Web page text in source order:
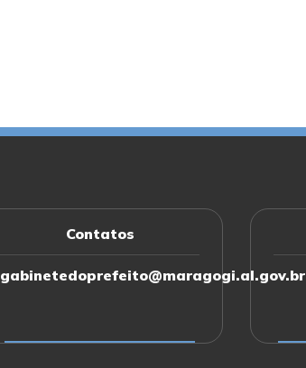
Contatos
gabinetedoprefeito@maragogi.al.gov.br